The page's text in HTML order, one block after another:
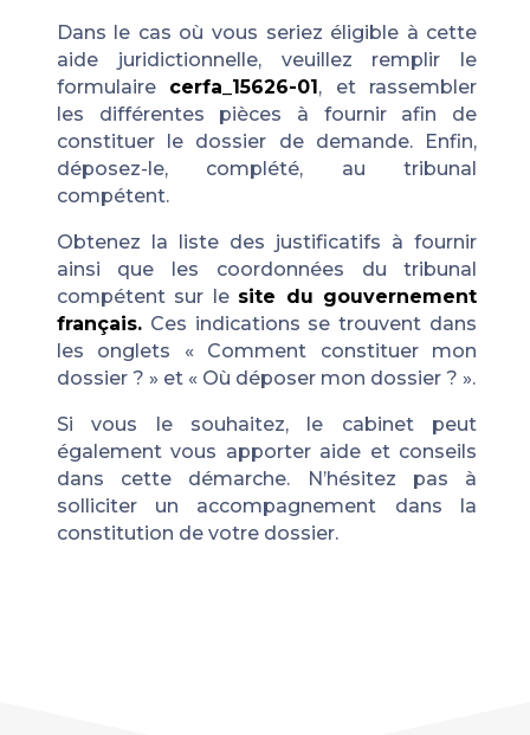
Dans le cas où vous seriez éligible à cette
aide juridictionnelle, veuillez remplir le
formulaire cerfa_15626-01 , et rassembler
les différentes pièces à fournir afin de
constituer le dossier de demande. Enfin,
déposez-le, complété, au tribunal
compétent.
Obtenez la liste des justificatifs à fournir
ainsi que les coordonnées du tribunal
compétent sur le site du gouvernement
français.Ces indications se trouvent dans
les onglets « Comment constituer mon
dossier ? » et « Où déposer mon dossier ? ».
Si vous le souhaitez, le cabinet peut
également vous apporter aide et conseils
dans cette démarche. N’hésitez pas à
solliciter un accompagnement dans la
constitution de votre dossier.